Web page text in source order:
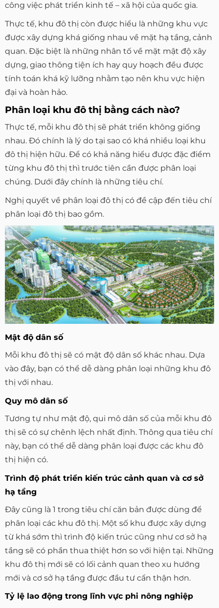
công việc phát triển kinh tế – xã hội của quốc gia.
Thực tế, khu đô thị còn được hiểu là những khu vực
được xây dựng khá giống nhau về mặt hạ tầng, cảnh
quan. Đặc biệt là những nhân tố về mặt mật độ xây
dựng, giao thông tiện ích hay quy hoạch đều được
tính toán khá kỹ lưỡng nhằm tạo nên khu vực hiện
đại và hoàn hảo.
Phân loại khu đô thị bằng cách nào?
Thực tế, mỗi khu đô thị sẽ phát triển không giống
nhau. Đó chính là lý do tại sao có khá nhiều loại khu
đô thị hiện hữu. Để có khả năng hiểu được đặc điểm
từng khu đô thị thì trước tiên cần được phân loại
chúng. Dưới đây chính là những tiêu chí.
Nghị quyết về phân loại đô thị có đề cập đến tiêu chí
phân loại đô thị bao gồm.
Mật độ dân số
Mỗi khu đô thị sẽ có mật độ dân số khác nhau. Dựa
vào đây, bạn có thể dễ dàng phân loại những khu đô
thị với nhau.
Quy mô dân số
Tương tự như mật độ, qui mô dân số của mỗi khu đô
thị sẽ có sự chênh lệch nhất định. Thông qua tiêu chí
này, bạn có thể dễ dàng phân loại được các khu đô
thị hiện có.
Trình độ phát triển kiến trúc cảnh quan và cơ sở
hạ tầng
Đây cũng là 1 trong tiêu chí căn bản được dùng để
phân loại các khu đô thị. Một số khu được xây dựng
từ khá sớm thì trình độ kiến trúc cũng như cơ sở hạ
tầng sẽ có phần thua thiệt hơn so với hiện tại. Những
khu đô thị mới sẽ có lối cảnh quan theo xu hướng
mới và cơ sở hạ tầng được đầu tư cẩn thận hơn.
Tỷ lệ lao động trong lĩnh vực phi nông nghiệp